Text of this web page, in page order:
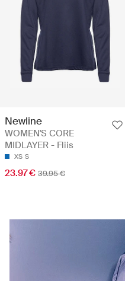
Newline
WOMEN'S CORE
MIDLAYER - Fliis
XS S
23.97 € 39.95 €